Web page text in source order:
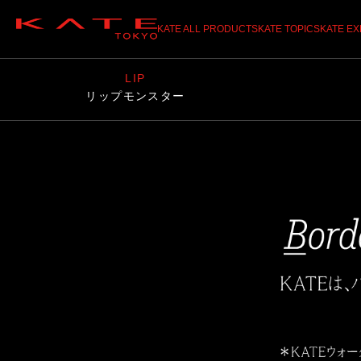
KATE ALL PRODUCTSKATE TOPICSKATE
LIP
リップモンスター